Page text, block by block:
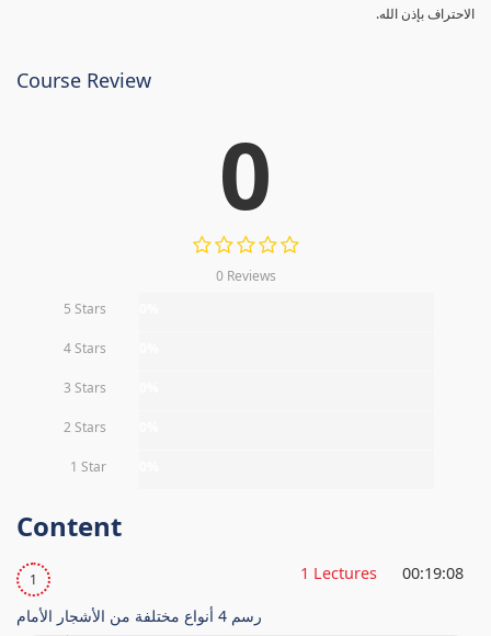
الاحتراف بإذن الله.
Course Review
0
0 Reviews
5 Stars
4 Stars
3 Stars
2 Stars
1 Star
Content
1 1 Lectures 00:19:08
رسم 4 أنواع مختلفة من الأشجار الأمام